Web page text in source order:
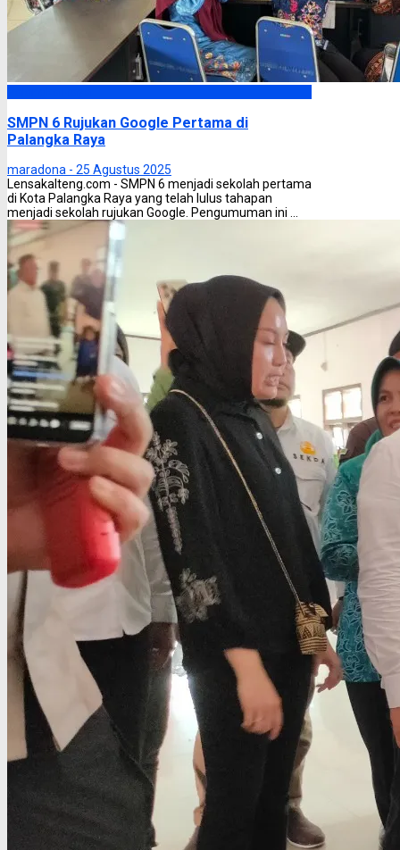
SMPN 6 Rujukan Google Pertama di
Palangka Raya
maradona - 25 Agustus 2025
Lensakalteng.com - SMPN 6 menjadi sekolah pertama
di Kota Palangka Raya yang telah lulus tahapan
menjadi sekolah rujukan Google. Pengumuman ini ...